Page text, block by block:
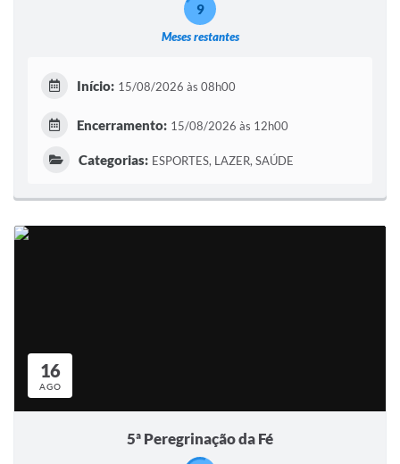
Meses restantes
9
Início: 15/08/2026 às 08h00
Encerramento: 15/08/2026 às 12h00
Categorias: ESPORTES, LAZER, SAÚDE
16
AGO
5ª Peregrinação da Fé